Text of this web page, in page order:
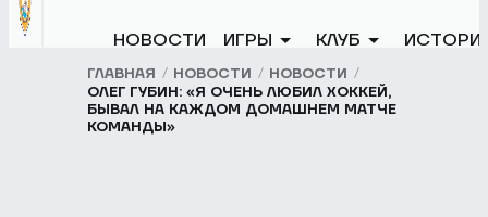
НОВОСТИ ИГРЫ КЛУБ
ГЛАВНАЯ НОВОСТИ
НОВОСТИ
ОЛЕГ ГУБИН: «Я ОЧЕНЬ ЛЮБИЛ ХОККЕЙ,
БЫВАЛ НА КАЖДОМ ДОМАШНЕМ МАТЧЕ
КОМАНДЫ»